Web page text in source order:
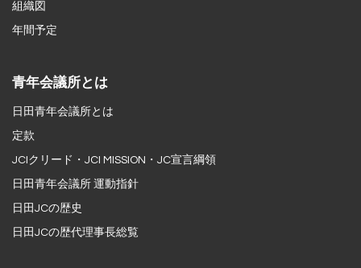
組織図
年間予定
青年会議所とは
日田青年会議所とは
定款
JCIクリード・JCI MISSION・JC宣言綱領
日田青年会議所 運動指針
日田JCの歴史
日田JCの歴代理事長総覧